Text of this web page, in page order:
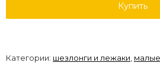
Купить
Категории: шезлонги и лежаки,